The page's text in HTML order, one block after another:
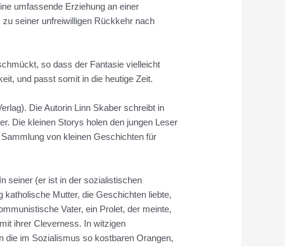
umfassende Erziehung an einer
seiner unfreiwilligen Rückkehr nach
so dass der Fantasie vielleicht
und passt somit in die heutige Zeit.
Die Autorin Linn Skaber schreibt in
Die kleinen Storys holen den jungen Leser
von kleinen Geschichten für
seiner (er ist in der sozialistischen
katholische Mutter, die Geschichten liebte,
Vater, ein Prolet, der meinte,
ihrer Cleverness. In witzigen
die im Sozialismus so kostbaren Orangen,